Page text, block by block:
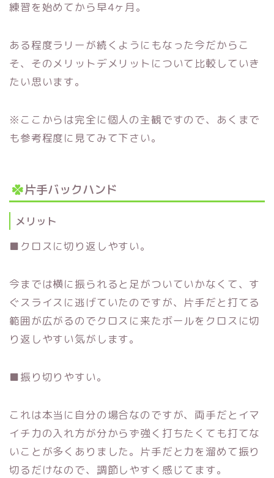
練習を始めてから早4ヶ月。
ある程度ラリーが続くようにもなった今だからこ
そ、 そのメリットデメリットについて比較していき
たい思います。
※ここからは完全に個人の主観ですので、 あくまで
も参考程度に見てみて下さい。
片手バックハンド
メリット
■クロスに切り返しやすい。
今までは横に振られると足がついていかなくて、 す
ぐスライスに逃げていたのですが、 片手だと打てる
範囲が広がるのでクロスに来たボールをクロスに切
り返しやすい気がします。
■振り切りやすい。
これは本当に自分の場合なのですが、 両手だとイマ
イチ力の入れ方が分からず強く打ちたくても打てな
い ことが多くありました。片手だと力を溜めて振り
切るだけなので、 調節しやすく感じてます。